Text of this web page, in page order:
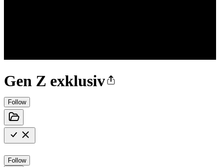
Gen Z exklusiv
Follow
Follow